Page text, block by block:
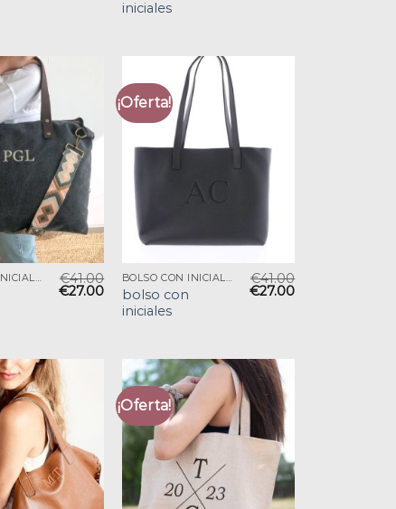
iniciales
BOLSO CON INICIALES €41.00
€27.00
¡Oferta!
BOLSO CON INICIALES
bolso con
iniciales
€41.00
€27.00
¡Oferta!